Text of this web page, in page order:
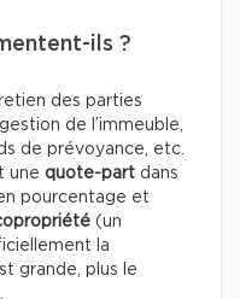
ils ?
des parties
de l’immeuble,
de prévoyance, etc.
une quote-part dans
pourcentage et
(un
la
grande, plus le